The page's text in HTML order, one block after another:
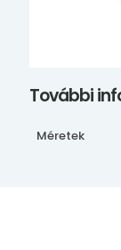
További
Méretek